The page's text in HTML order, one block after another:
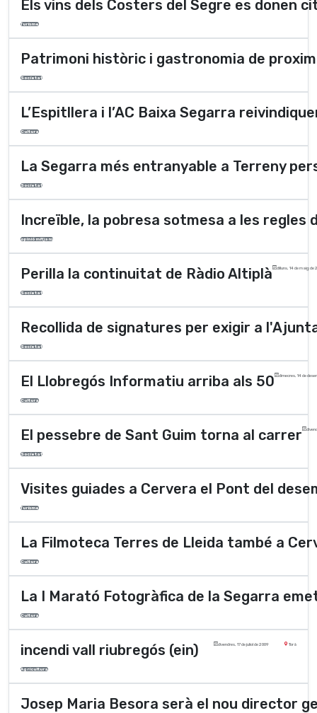
Els vins dels Costers del Segre es donen
Turisme
Patrimoni històric i gastronomia de
Societat
L’Espitllera i l’AC Baixa Segarra
Cultura
La Segarra més entranyable a Terreny
Societat
Increïble, la pobresa sotmesa a les regles
opinió mitjans
Perilla la continuitat de Ràdio Altiplà dilluns, 14 de maig de
Societat
Recollida de signatures per exigir a
Societat
El Llobregós Informatiu arriba als 50 dimecres, 14 de
Cultura
El pessebre de Sant Guim torna al carrer
Societat
Visites guiades a Cervera el Pont del
Turisme
La Filmoteca Terres de Lleida també a
Cultura
La I Marató Fotogràfica de la Segarra
Cultura
incendi vall riubregós (ein) divendres, 17 de juliol de 2009 Torà
Agricultura
Josep Maria Besora serà el nou director